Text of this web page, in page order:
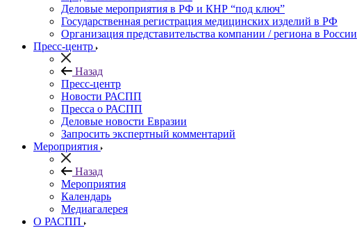
Деловые мероприятия в РФ и КНР “под ключ”
Государственная регистрация медицинских изделий в РФ
Организация представительства компании / региона в России
Пресс-центр
Назад
Пресс-центр
Новости РАСПП
Пресса о РАСПП
Деловые новости Евразии
Запросить экспертный комментарий
Мероприятия
Назад
Мероприятия
Календарь
Медиагалерея
О РАСПП